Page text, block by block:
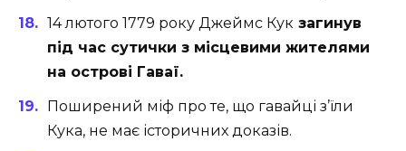
14 лютого 1779 року Джеймс Кук загинув
під час сутички з місцевими жителями
на острові Гаваї.
Поширений міф про те, що гавайці з’їли
Кука, не має історичних доказів.